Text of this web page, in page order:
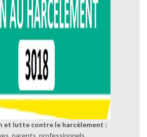
et lutte contre le harcèlement :
parents, professionnels